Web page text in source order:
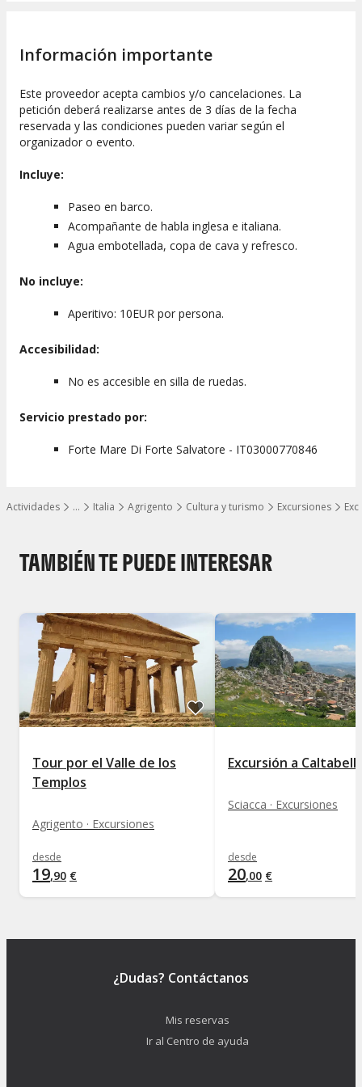
…
Mostrar todos los niveles
Actividades Italia Agrigento Cultura y turismo Excursiones
Información importante
Este proveedor acepta cambios y/o cancelaciones. La
petición deberá realizarse antes de 3 días de la fecha
reservada y las condiciones pueden variar según el
organizador o evento.
Incluye:
Paseo en barco.
Acompañante de habla inglesa e italiana.
Agua embotellada, copa de cava y refresco.
No incluye:
Aperitivo: 10EUR por persona.
Accesibilidad:
No es accesible en silla de ruedas.
Servicio prestado por:
Forte Mare Di Forte Salvatore - IT03000770846
TAMBIÉN TE PUEDE INTERESAR
Tour por el Valle de los
Templos
Agrigento · Excursiones
desde
19,90 €
Excursión a
Sciacca · Excursiones
desde
20,00 €
¿Dudas? Contáctanos
Mis reservas
Ir al Centro de ayuda